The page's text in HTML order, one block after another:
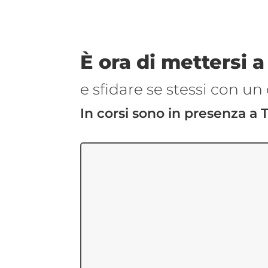
È ora di mettersi
e sfidare se stessi con
In corsi sono in presenza a